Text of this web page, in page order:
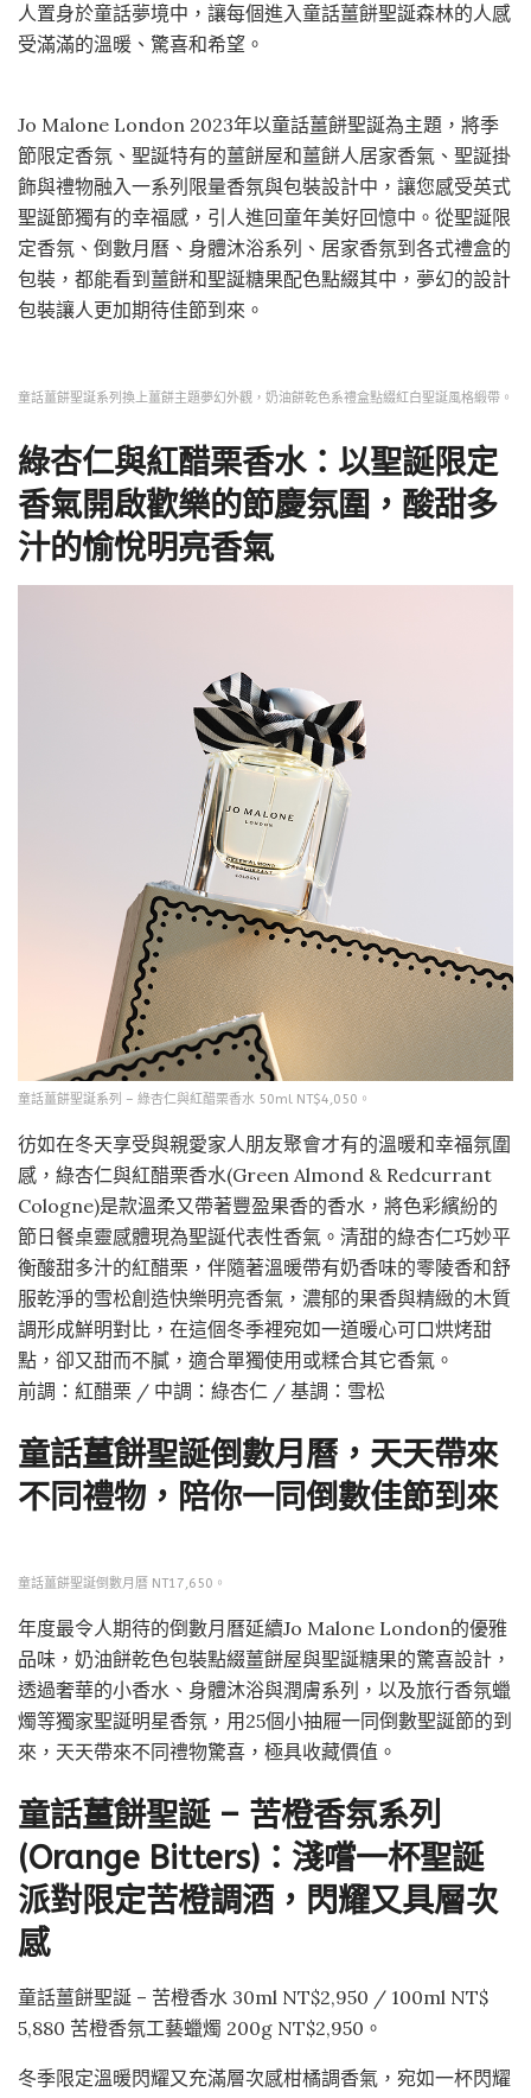
人置身於童話夢境中，讓每個進入童話薑餅聖誕森林的人感
受滿滿的溫暖、驚喜和希望。
Jo Malone London 2023年以童話薑餅聖誕為主題，將季
節限定香氛、聖誕特有的薑餅屋和薑餅人居家香氣、聖誕掛
飾與禮物融入一系列限量香氛與包裝設計中，讓您感受英式
聖誕節獨有的幸福感，引人進回童年美好回憶中。從聖誕限
定香氛、倒數月曆、身體沐浴系列、居家香氛到各式禮盒的
包裝，都能看到薑餅和聖誕糖果配色點綴其中，夢幻的設計
包裝讓人更加期待佳節到來。
童話薑餅聖誕系列換上薑餅主題夢幻外觀，奶油餅乾色系禮盒點綴紅白聖誕風格緞帶。
綠杏仁與紅醋栗香水：以聖誕限定
香氣開啟歡樂的節慶氛圍，酸甜多
汁的愉悅明亮香氣
童話薑餅聖誕系列 – 綠杏仁與紅醋栗香水 50ml NT$4,050。
彷如在冬天享受與親愛家人朋友聚會才有的溫暖和幸福氛圍
感，綠杏仁與紅醋栗香水(Green Almond & Redcurrant
Cologne)是款溫柔又帶著豐盈果香的香水，將色彩繽紛的
節日餐桌靈感體現為聖誕代表性香氣。清甜的綠杏仁巧妙平
衡酸甜多汁的紅醋栗，伴隨著溫暖帶有奶香味的零陵香和舒
服乾淨的雪松創造快樂明亮香氣，濃郁的果香與精緻的木質
調形成鮮明對比，在這個冬季裡宛如一道暖心可口烘烤甜
點，卻又甜而不膩，適合單獨使用或糅合其它香氣。
前調：紅醋栗 / 中調：綠杏仁 / 基調：雪松
童話薑餅聖誕倒數月曆，天天帶來
不同禮物，陪你一同倒數佳節到來
童話薑餅聖誕倒數月曆 NT17,650。
年度最令人期待的倒數月曆延續Jo Malone London的優雅
品味，奶油餅乾色包裝點綴薑餅屋與聖誕糖果的驚喜設計，
透過奢華的小香水、身體沐浴與潤膚系列，以及旅行香氛蠟
燭等獨家聖誕明星香氛，用25個小抽屜一同倒數聖誕節的到
來，天天帶來不同禮物驚喜，極具收藏價值。
童話薑餅聖誕 – 苦橙香氛系列
(Orange Bitters)：淺嚐一杯聖誕
派對限定苦橙調酒，閃耀又具層次
感
童話薑餅聖誕 – 苦橙香水 30ml NT$2,950 / 100ml NT$
5,880 苦橙香氛工藝蠟燭 200g NT$2,950。
冬季限定溫暖閃耀又充滿層次感柑橘調香氣，宛如一杯閃耀